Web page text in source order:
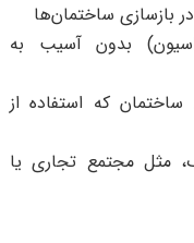
بازسازی ساختمان‌ها
بدون آسیب به
که استفاده از
مثل مجتمع تجاری یا